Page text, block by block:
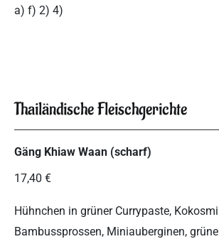
a) f) 2) 4)
Thailändische Fleischgerichte
Gäng Khiaw Waan (scharf)
17,40 €
Hühnchen in grüner Currypaste,
Bambussprossen, Miniauberginen,